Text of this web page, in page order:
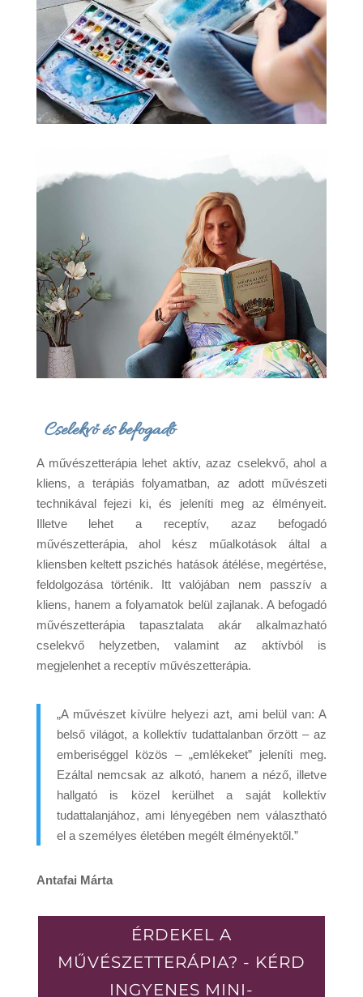
Cselekvő és befogadó
A művészetterápia lehet aktív, azaz cselekvő, ahol a
kliens, a terápiás folyamatban, az adott művészeti
technikával fejezi ki, és jeleníti meg az élményeit.
Illetve lehet a receptív, azaz befogadó
művészetterápia, ahol kész műalkotások által a
kliensben keltett pszichés hatások átélése, megértése,
feldolgozása történik. Itt valójában nem passzív a
kliens, hanem a folyamatok belül zajlanak. A befogadó
művészetterápia tapasztalata akár alkalmazható
cselekvő helyzetben, valamint az aktívból is
megjelenhet a receptív művészetterápia.
„A művészet kívülre helyezi azt, ami belül van: A
belső világot, a kollektív tudattalanban őrzött – az
emberiséggel közös – „emlékeket” jeleníti meg.
Ezáltal nemcsak az alkotó, hanem a néző, illetve
hallgató is közel kerülhet a saját kollektív
tudattalanjához, ami lényegében nem választható
el a személyes életében megélt élményektől.”
Antafai Márta
ÉRDEKEL A
MŰVÉSZETTERÁPIA? - KÉRD
INGYENES MINI-